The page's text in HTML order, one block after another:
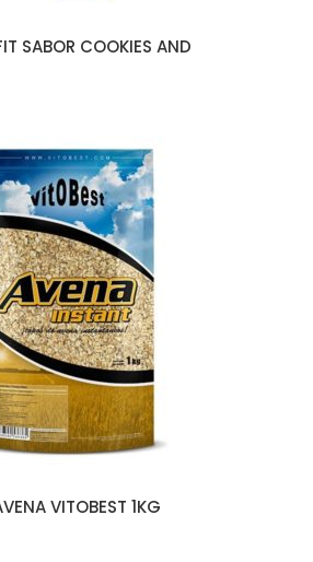
SABOR COOKIES AND
AÑADIR AL CARRITO
VITOBEST 1KG